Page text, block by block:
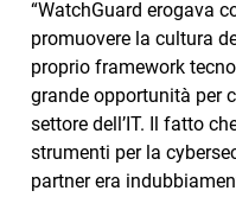
“WatchGuard erogava
promuovere la cultura
proprio framework
grande opportunità per
settore dell’IT. Il fatto
strumenti per la
partner era